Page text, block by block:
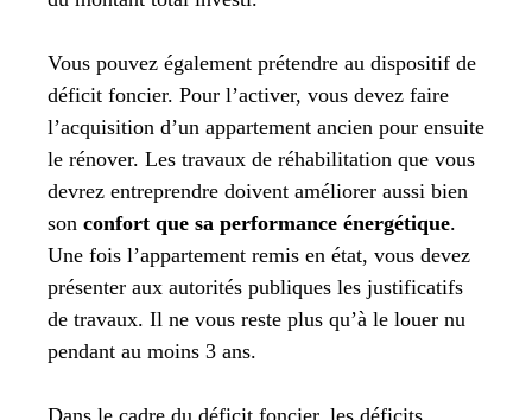
Vous pouvez également prétendre au dispositif de
déficit foncier. Pour l’activer, vous devez faire
l’acquisition d’un appartement ancien pour ensuite
le rénover. Les travaux de réhabilitation que vous
devrez entreprendre doivent améliorer aussi bien
son confort que sa performance énergétique.
Une fois l’appartement remis en état, vous devez
présenter aux autorités publiques les justificatifs
de travaux. Il ne vous reste plus qu’à le louer nu
pendant au moins 3 ans.
Dans le cadre du déficit foncier, les déficits